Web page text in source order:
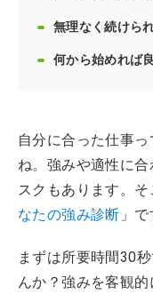
無理なく続けら
何から始めれば
自分に合った仕事
ね。強みや適性に
スクもあります。
なたの強み診断 」で
まずは所要時間30
んか？強みを客観